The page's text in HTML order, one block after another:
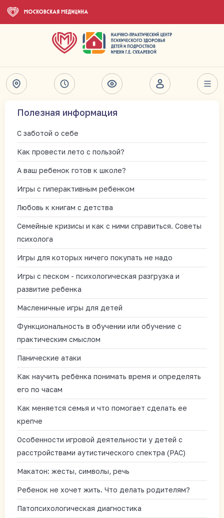
Полезная информация
С заботой о себе
Как провести лето с пользой?
А ваш ребенок готов к школе?
Игры с гиперактивным ребенком
Любовь к книгам с детства
Семейные кризисы и как с ними справиться. Советы
психолога
Игры для которых ничего покупать не надо
Игры с песком - психологическая разгрузка и
развитие ребенка
Масленичные игры для детей
Функциональность в обучении или обучение с
практическим смыслом
Панические атаки
Как научить ребёнка понимать время и определять
его по часам
Как меняется семья и что помогает сделать ее
крепче
Особенности игровой деятельности у детей с
расстройствами аутистического спектра (РАС)
Макатон: жесты, символы, речь
Ребенок не хочет жить. Что делать родителям?
Патопсихологическая диагностика